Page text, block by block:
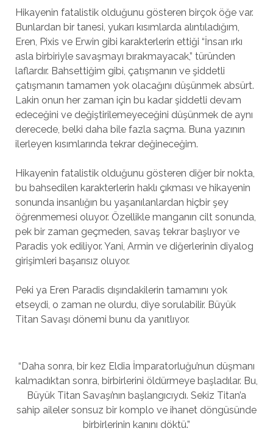
Hikayenin fatalistik olduğunu gösteren birçok öğe var.
Bunlardan bir tanesi, yukarı kısımlarda alıntıladığım,
Eren, Pixis ve Erwin gibi karakterlerin ettiği “İnsan ırkı
asla birbiriyle savaşmayı bırakmayacak,” türünden
laflardır. Bahsettiğim gibi, çatışmanın ve şiddetli
çatışmanın tamamen yok olacağını düşünmek absürt.
Lakin onun her zaman için bu kadar şiddetli devam
edeceğini ve değiştirilemeyeceğini düşünmek de aynı
derecede, belki daha bile fazla saçma. Buna yazının
ilerleyen kısımlarında tekrar değineceğim.
Hikayenin fatalistik olduğunu gösteren diğer bir nokta,
bu bahsedilen karakterlerin haklı çıkması ve hikayenin
sonunda insanlığın bu yaşanılanlardan hiçbir şey
öğrenmemesi oluyor. Özellikle manganın cilt sonunda,
pek bir zaman geçmeden, savaş tekrar başlıyor ve
Paradis yok ediliyor. Yani, Armin ve diğerlerinin diyalog
girişimleri başarısız oluyor.
Peki ya Eren Paradis dışındakilerin tamamını yok
etseydi, o zaman ne olurdu, diye sorulabilir. Büyük
Titan Savaşı dönemi bunu da yanıtlıyor.
“Daha sonra, bir kez Eldia İmparatorluğu’nun düşmanı
kalmadıktan sonra, birbirlerini öldürmeye başladılar. Bu,
Büyük Titan Savaşı’nın başlangıcıydı. Sekiz Titan’a
sahip aileler sonsuz bir komplo ve ihanet döngüsünde
birbirlerinin kanını döktü.”